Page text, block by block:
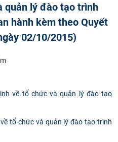
quản lý đào tạo trình
hành kèm theo Quyết
02/10/2015)
tổ chức và quản lý đào tạo trình